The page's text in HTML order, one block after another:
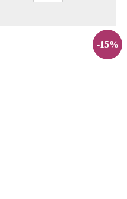
-15%